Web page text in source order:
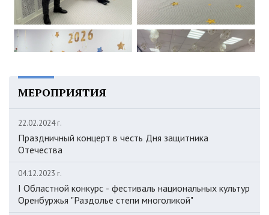
МЕРОПРИЯТИЯ
22.02.2024 г.
Праздничный концерт в честь Дня защитника
Отечества
04.12.2023 г.
I Областной конкурс - фестиваль национальных культур
Оренбуржья "Раздолье степи многоликой"